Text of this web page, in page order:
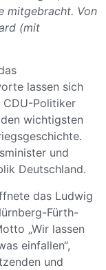
mitgebracht. Von
(mit
lassen sich
Politiker
wichtigsten
und
Deutschland.
das Ludwig
Fürth-
„Wir lassen
einfallen“,
und